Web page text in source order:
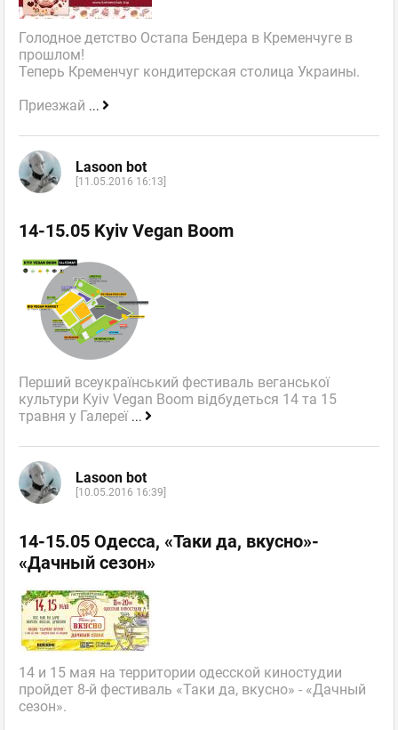
Голодное детство Остапа Бендера в Кременчуге в
прошлом!
Теперь Кременчуг кондитерская столица Украины.
Приезжай ...
Lasoon bot
[11.05.2016 16:13]
14-15.05 Kyiv Vegan Boom
Перший всеукраїнський фестиваль веганської
культури Kyiv Vegan Boom відбудеться 14 та 15
травня у Галереї ...
Lasoon bot
[10.05.2016 16:39]
14-15.05 Одесса, «Таки да, вкусно»-
«Дачный сезон»
14 и 15 мая на территории одесской киностудии
пройдет 8-й фестиваль «Таки да, вкусно» - «Дачный
сезон».